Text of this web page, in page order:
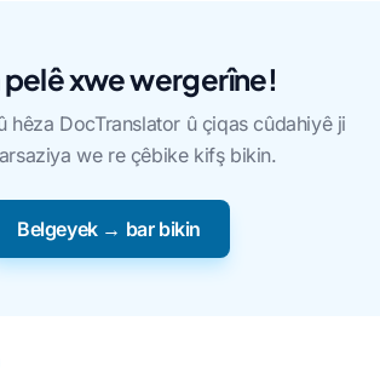
pelê xwe wergerîne!
hêza DocTranslator û çiqas cûdahiyê ji
we re çêbike kifş bikin.
Belgeyek → bar bikin